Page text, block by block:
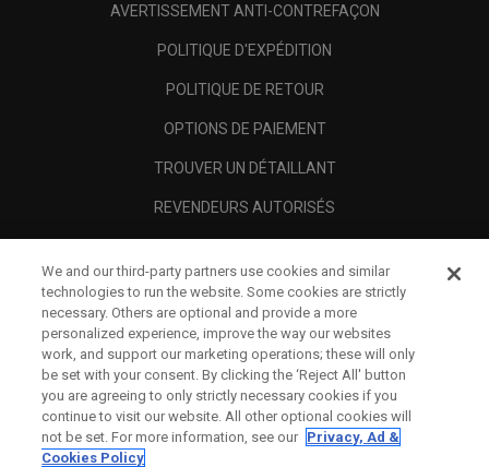
AVERTISSEMENT ANTI-CONTREFAÇON
POLITIQUE D'EXPÉDITION
POLITIQUE DE RETOUR
OPTIONS DE PAIEMENT
TROUVER UN DÉTAILLANT
REVENDEURS AUTORISÉS
A PROPOS
MENTIONS LÉGALES
We and our third-party partners use cookies and similar
technologies to run the website. Some cookies are strictly
necessary. Others are optional and provide a more
personalized experience, improve the way our websites
work, and support our marketing operations; these will only
be set with your consent. By clicking the ‘Reject All' button
you are agreeing to only strictly necessary cookies if you
continue to visit our website. All other optional cookies will
not be set. For more information, see our Privacy, Ad &
Cookies Policy